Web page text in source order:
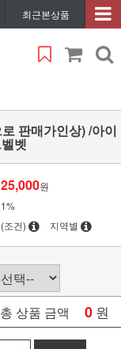
최근본상품
판매가인상) /아이
벳
25,000원
1%
(조건) 지역별
총 상품 금액 0 원